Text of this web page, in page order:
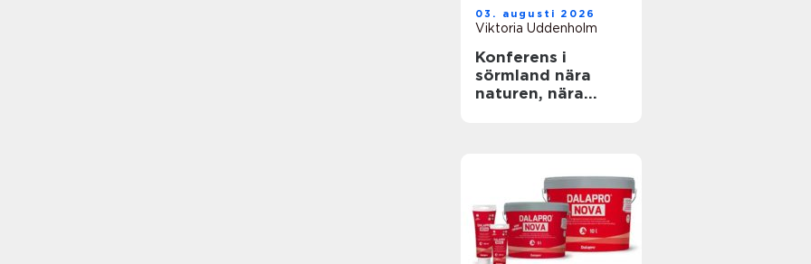
03. augusti 2026
Viktoria Uddenholm
Konferens i
sörmland nära
naturen, nära